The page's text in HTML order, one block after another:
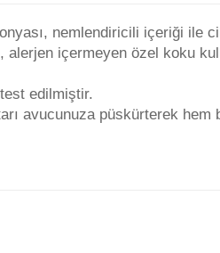
nemlendiricili içeriği ile
içermeyen özel koku
edilmiştir.
avucunuza püskürterek